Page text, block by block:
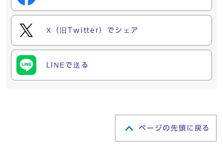
X（旧Twitter）でシェア
LINEで送る
ページの先頭に戻る